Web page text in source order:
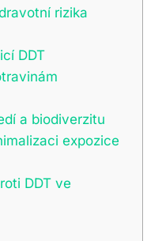
rizika
DDT
a biodiverzitu
expozice
DDT ve